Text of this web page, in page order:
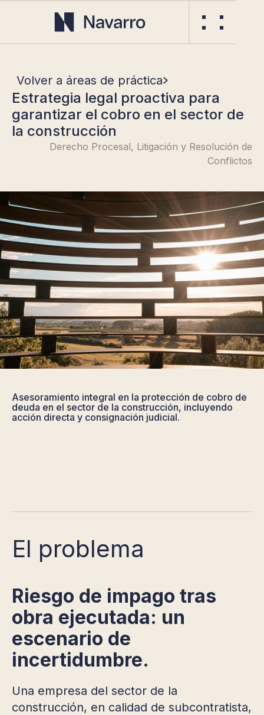
Volver a áreas de práctica
Estrategia legal proactiva para
garantizar el cobro en el sector de
la construcción
Derecho Procesal, Litigación y Resolución de
Conflictos
Asesoramiento integral en la protección de cobro de
deuda en el sector de la construcción, incluyendo
acción directa y consignación judicial.
El problema
Riesgo de impago tras
obra ejecutada: un
escenario de
incertidumbre.
Una empresa del sector de la
construcción, en calidad de subcontratista,